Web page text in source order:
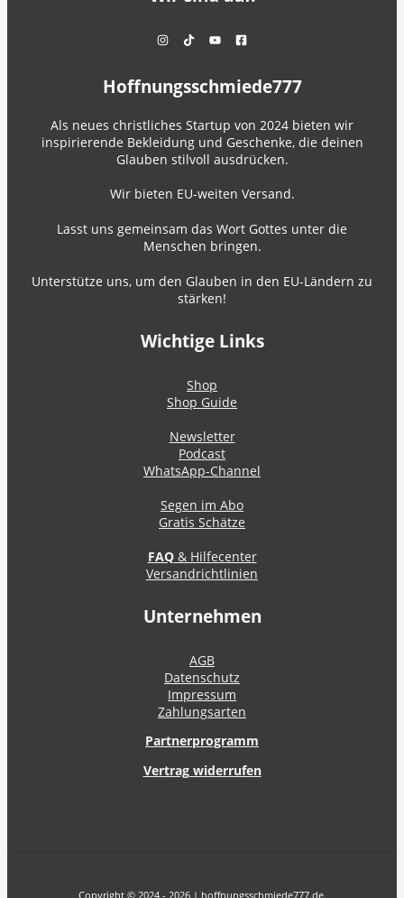
Hoffnungsschmiede777
Als neues christliches Startup von 2024 bieten wir
inspirierende Bekleidung und Geschenke, die deinen
Glauben stilvoll ausdrücken.
Wir bieten EU-weiten Versand.
Lasst uns gemeinsam das Wort Gottes unter die
Menschen bringen.
Unterstütze uns, um den Glauben in den EU-Ländern zu
stärken!
Wichtige Links
Shop
Shop Guide
Newsletter
Podcast
WhatsApp-Channel
Segen im Abo
Gratis Schätze
FAQ& Hilfecenter
Versandrichtlinien
Unternehmen
AGB
Datenschutz
Impressum
Zahlungsarten
Partnerprogramm
Vertrag widerrufen
Copyright © 2024 - 2026 | hoffnungsschmiede777.de.